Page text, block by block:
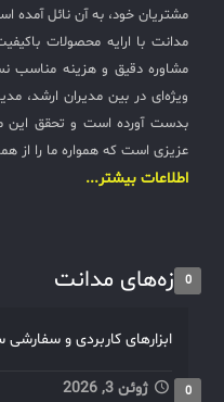
مشتریان خود، به آن نائل آمده
مدانت با ارایه محصولات
مشاوره دقیق و هزینه مناسب
ویژه‌ای در بین مدیران ارشد،
بدست آورده است و تحقق این
عزیزی است که همواره ما را از
اطلاعات بیشتر...
تازه‌های مدانت0
ابزارهای کاربردی و
ژوئن 3, 2026 0